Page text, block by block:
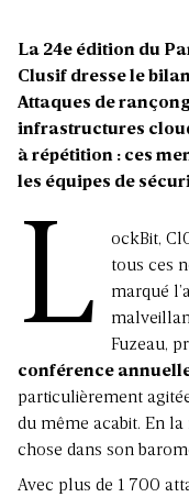
La 24e édition du
Clusif dresse le
Attaques de
infrastructures
à répétition : ces
les équipes de
L
ockBit,
tous ces
marqué
Fuzeau,
conférence
particulièrement
du même acabit. En la
chose dans son
Avec plus de 1 700